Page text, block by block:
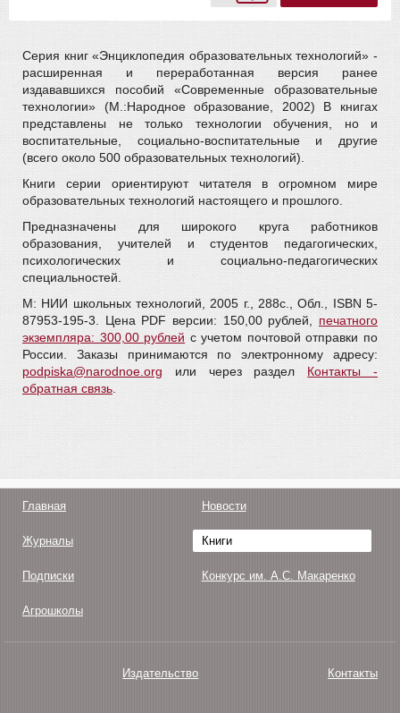
Серия книг «Энциклопедия образовательных технологий» -
расширенная и переработанная версия ранее
издававшихся пособий «Современные образовательные
технологии» (М.:Народное образование, 2002) В книгах
представлены не только технологии обучения, но и
воспитательные, социально-воспитательные и другие
(всего около 500 образовательных технологий).
Книги серии ориентируют читателя в огромном мире
образовательных технологий настоящего и прошлого.
Предназначены для широкого круга работников
образования, учителей и студентов педагогических,
психологических и социально-педагогических
специальностей.
М: НИИ школьных технологий, 2005 г., 288с., Обл., ISBN 5-
87953-195-3. Цена PDF версии: 150,00 рублей, печатного
экземпляра: 300,00 рублей с учетом почтовой отправки по
России. Заказы принимаются по электронному адресу:
podpiska@narodnoe.org или через раздел Контакты -
обратная связь
Главная Новости
Журналы Книги
Подписки Конкурс им. А.С. Макаренко
Агрошколы
Издательство Контакты